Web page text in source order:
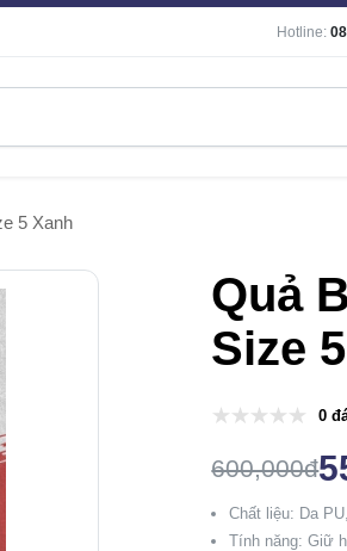
Hotline:
5 Xanh
Quả
Size
0
600,000đ
Chất liệu: Da
Tính năng: Giữ